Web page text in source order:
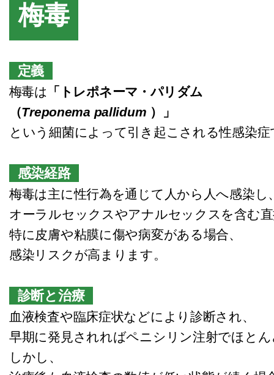
梅毒
定義
梅毒は
「トレポネーマ・パリダム
（Treponema pallidum ）」
という細菌によって引き起こされる性感染症
感染経路
梅毒は主に性行為を通じて人から人へ感染し
オーラルセックスやアナルセックスを含む
特に皮膚や粘膜に傷や病変がある場合、
感染リスクが高まります。
診断と治療
血液検査や臨床症状などにより診断され、
早期に発見されればペニシリン注射でほと
しかし、